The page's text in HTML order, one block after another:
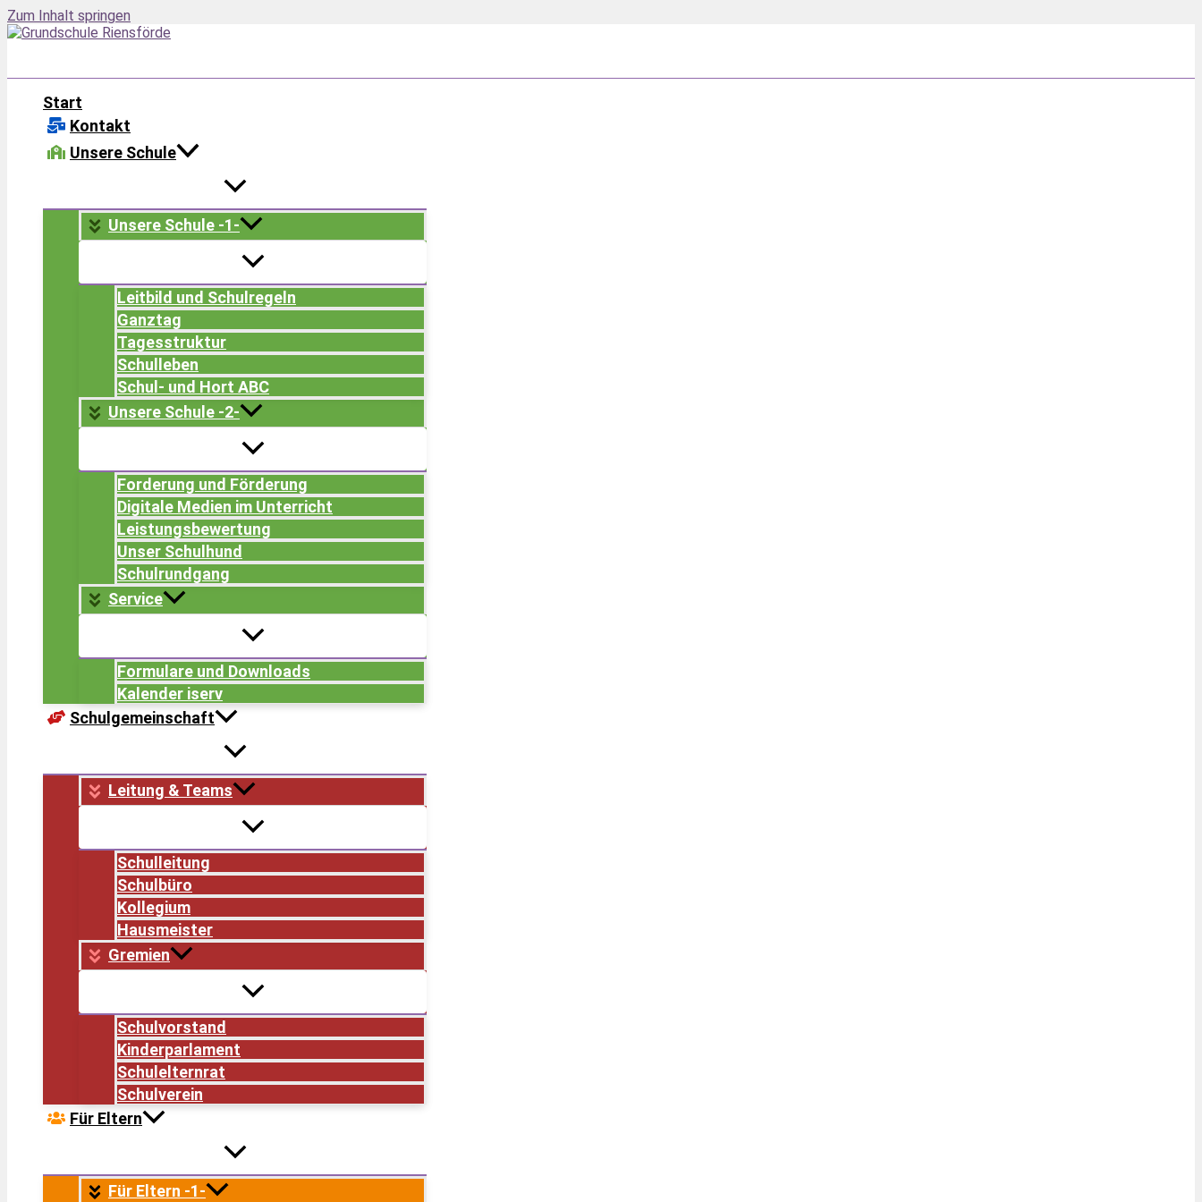
Zum Inhalt springen
Start
Kontakt
Unsere Schule
Unsere Schule -1-
Leitbild und Schulregeln
Ganztag
Tagesstruktur
Schulleben
Schul- und Hort ABC
Unsere Schule -2-
Forderung und Förderung
Digitale Medien im Unterricht
Leistungsbewertung
Unser Schulhund
Schulrundgang
Service
Formulare und Downloads
Kalender iserv
Schulgemeinschaft
Leitung & Teams
Schulleitung
Schulbüro
Kollegium
Hausmeister
Gremien
Schulvorstand
Kinderparlament
Schulelternrat
Schulverein
Für Eltern
Für Eltern -1-